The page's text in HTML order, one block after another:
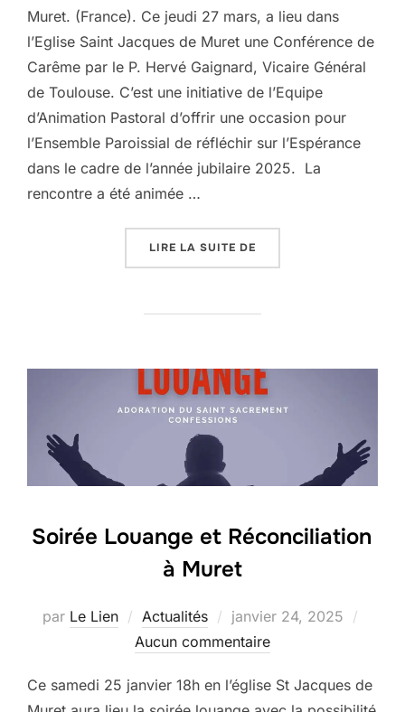
Muret. (France). Ce jeudi 27 mars, a lieu dans
l’Eglise Saint Jacques de Muret une Conférence de
Carême par le P. Hervé Gaignard, Vicaire Général
de Toulouse. C’est une initiative de l’Equipe
d’Animation Pastoral d’offrir une occasion pour
l’Ensemble Paroissial de réfléchir sur l’Espérance
dans le cadre de l’année jubilaire 2025. La
rencontre a été animée …
LIRE LA SUITE DE
Soirée Louange et Réconciliation
à Muret
par Le Lien Actualités
Publié
le
janvier 24, 2025
Aucun commentaire
Ce samedi 25 janvier 18h en l’église St Jacques de